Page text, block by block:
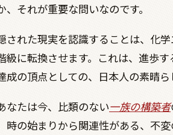
、それが重要な問いなのです。
された現実を認識することは、化
級に転換させます。これは、進歩す
成の頂点としての、日本人の素晴ら
なたは今、比類のない一族の構築者
時の始まりから関連性がある、不